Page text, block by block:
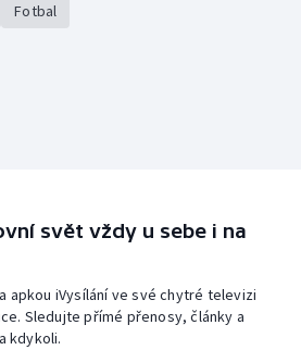
Fotbal
svět vždy u sebe i na
apkou iVysílání ve své chytré televizi
Sledujte přímé přenosy, články a
kdykoli.